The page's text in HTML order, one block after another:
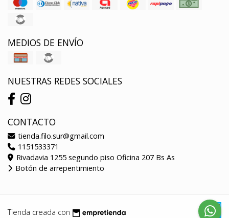
MEDIOS DE ENVÍO
NUESTRAS REDES SOCIALES
CONTACTO
tienda.filo.sur@gmail.com
1151533371
Rivadavia 1255 segundo piso Oficina 207 Bs As
Botón de arrepentimiento
Tienda creada con